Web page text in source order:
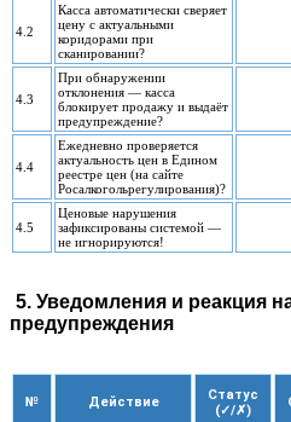
4.2
Касса автоматически сверяет
цену с актуальными
коридорами при
сканировании?
4.3
При обнаружении
отклонения — касса
блокирует продажу и выдаёт
предупреждение?
4.4
Ежедневно проверяется
актуальность цен в Едином
реестре цен (на сайте
Росалкогольрегулирования)?
4.5
Ценовые нарушения
зафиксированы системой —
не игнорируются!
5. Уведомления и реакция
предупреждения
№ Действие
Статус
(✓/✗)